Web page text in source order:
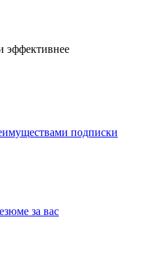
эффективнее
подписки
за вас